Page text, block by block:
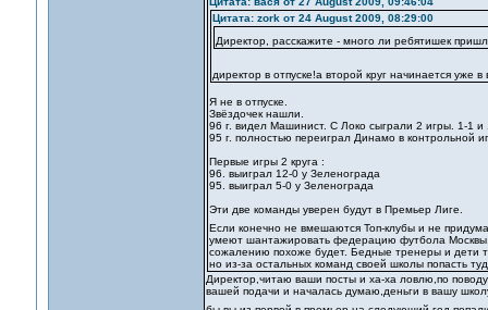
Цитата: zork от 24 August 2009, 08:29:00
Директор, расскажите - много ли ребятишек
директор в отпуске!а второй круг начинается уже в
Я не в отпуске.
Звёздочек нашли.
96 г. видел Машинист. С Локо сыграли 2 игры. 1-1 и
95 г. полностью переиграл Динамо в контрольной
Первые игры 2 круга :
96. выиграл 12-0 у Зеленограда
95. выиграл 5-0 у Зеленограда
Эти две команды уверен будут в Премьер Лиге.
Если конечно не вмешаются Топ-клубы и не
умеют шантажировать федерацию футбола
сожалению похоже будет. Бедные тренеры и дети
но из-за остальных команд своей школы попасть
Директор,читаю ваши посты и ха-ха ловлю,по
вашей подачи и началась думаю,деньги в вашу